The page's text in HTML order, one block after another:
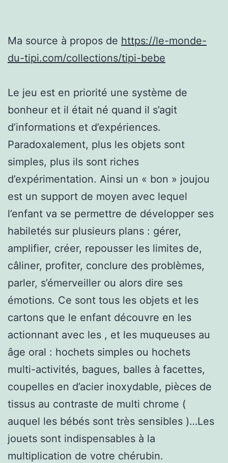
Ma source à propos de https://le-monde-
du-tipi.com/collections/tipi-bebe
Le jeu est en priorité une système de
bonheur et il était né quand il s’agit
d’informations et d’expériences.
Paradoxalement, plus les objets sont
simples, plus ils sont riches
d’expérimentation. Ainsi un « bon » joujou
est un support de moyen avec lequel
l’enfant va se permettre de développer ses
habiletés sur plusieurs plans : gérer,
amplifier, créer, repousser les limites de,
câliner, profiter, conclure des problèmes,
parler, s’émerveiller ou alors dire ses
émotions. Ce sont tous les objets et les
cartons que le enfant découvre en les
actionnant avec les , et les muqueuses au
âge oral : hochets simples ou hochets
multi-activités, bagues, balles à facettes,
coupelles en d’acier inoxydable, pièces de
tissus au contraste de multi chrome (
auquel les bébés sont très sensibles )…Les
jouets sont indispensables à la
multiplication de votre chérubin.